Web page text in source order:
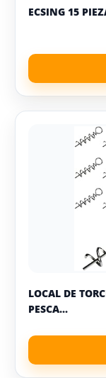
ECSING 15
LOCAL DE
PESCA...